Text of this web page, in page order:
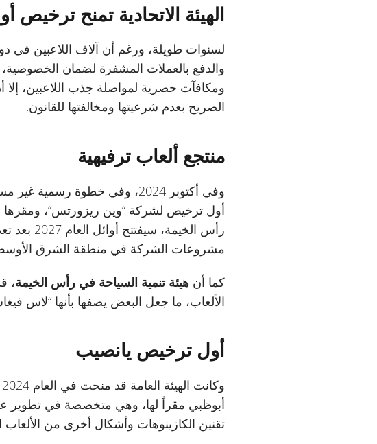
الهيئة الاتحادية تمنح
والدفع بالعملات المشفرة لضمان الخصوصية،
ومكافآت حصرية لمواصلة جذب اللاعبين، إلا
الصريح بعدم شرعيتها ومخالفتها للقانون.
منتجع ألعاب ترفيهية
وفي أكتوبر 2024، وفي خطوة
أول ترخيص لشركة “وين ريزورتس”، ومقرها
مشروعات الشركة في منطقة الشرق الأوسط وشمال
كما أن هيئة تنمية السياحة في رأس الخيمة،
الألعاب، ما جعل البعض يصفها بأنها “لاس
أول ترخيص يانصيب
أبوظبي مقراً لها، وهي متخصصة في تطوير
تقنين الكازينوهات وأشكال أخرى من الألعاب